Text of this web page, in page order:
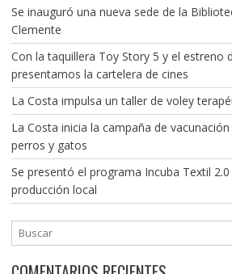
Se inauguró una nueva sede de la
Clemente
Con la taquillera Toy Story 5 y el estreno
presentamos la cartelera de cines
La Costa impulsa un taller de voley
La Costa inicia la campaña de
perros y gatos
Se presentó el programa Incuba Textil
producción local